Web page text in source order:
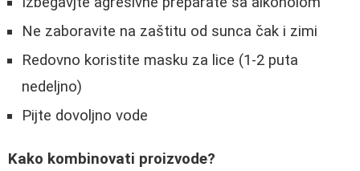
Ne zaboravite na zaštitu od sunca čak i zimi
Redovno koristite masku za lice (1-2 puta
nedeljno)
Pijte dovoljno vode
Kako kombinovati proizvode?